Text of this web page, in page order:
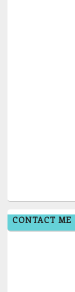
CONTACT ME